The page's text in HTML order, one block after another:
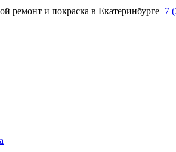
ремонт и покраска в Екатеринбурге+7